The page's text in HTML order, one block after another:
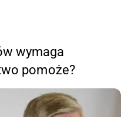
wymaga
pomoże?